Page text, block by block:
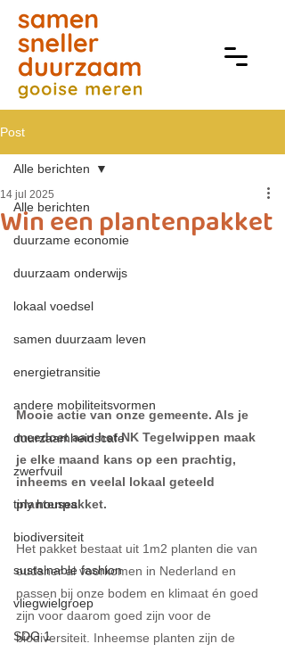
Post
Alle berichten
duurzame economie
duurzaam onderwijs
lokaal voedsel
samen duurzaam leven
energietransitie
andere mobiliteitsvormen
duurzaamheidscafe
zwerfvuil
tiny houses
biodiversiteit
sustainable fashion
vliegwielgroep
SDG 1
Alle berichten
Win een plantenpakket
14 jul 2025
Mooie actie van onze gemeente. Als je
meedoet aan het NK Tegelwippen maak
je elke maand kans op een prachtig,
inheems en veelal lokaal geteeld
plantenpakket.
Het pakket bestaat uit 1m2 planten die van
oudsher al voorkomen in Nederland en
passen bij onze bodem en klimaat én goed
zijn voor daarom goed zijn voor de
biodiversiteit. Inheemse planten zijn de